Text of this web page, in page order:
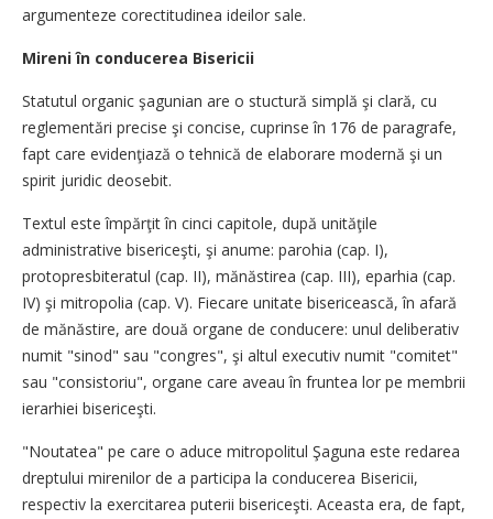
argumenteze corectitudinea ideilor sale.
Mireni în conducerea Bisericii
Statutul organic şagunian are o stuctură simplă şi clară, cu
reglementări precise şi concise, cuprinse în 176 de paragrafe,
fapt care evidenţiază o tehnică de elaborare modernă şi un
spirit juridic deosebit.
Textul este împărţit în cinci capitole, după unităţile
administrative bisericeşti, şi anume: parohia (cap. I),
protopresbiteratul (cap. II), mănăstirea (cap. III), eparhia (cap.
IV) şi mitropolia (cap. V). Fiecare unitate bisericească, în afară
de mănăstire, are două organe de conducere: unul deliberativ
numit "sinod" sau "congres", şi altul executiv numit "comitet"
sau "consistoriu", organe care aveau în fruntea lor pe membrii
ierarhiei bisericeşti.
"Noutatea" pe care o aduce mitropolitul Şaguna este redarea
dreptului mirenilor de a participa la conducerea Bisericii,
respectiv la exercitarea puterii bisericeşti. Aceasta era, de fapt,